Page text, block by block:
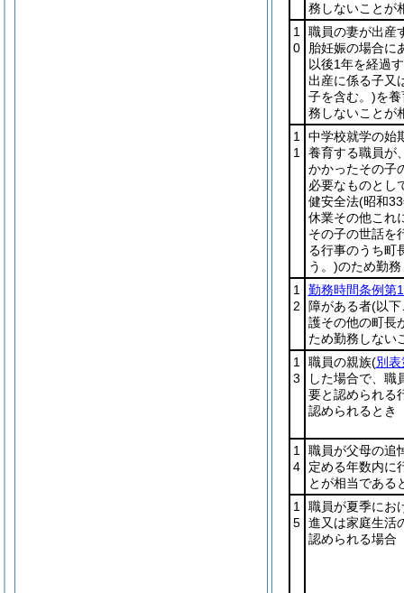
務しないことが
1
0
職員の妻が出産
胎妊娠の場合に
以後1年を経過
出産に係る子又
子を含む。)を
務しないことが
1
1
中学校就学の始
養育する職員が
かかったその子
必要なものとし
健安全法(昭和
休業その他これ
その子の世話を
る行事のうち町
う。)のため勤
1
2
勤務時間条例第
障がある者(以下
護その他の町長
ため勤務しない
1
3
職員の親族(別表
した場合で、職
要と認められる
認められるとき
1
4
職員が父母の追
定める年数内に
とが相当である
1
5
職員が夏季にお
進又は家庭生活
認められる場合